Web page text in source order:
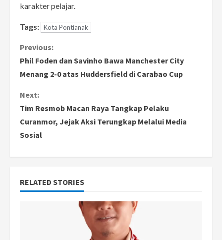
karakter pelajar.
Tags: Kota Pontianak
C
o
n
t
i
n
u
e
Previous:
Phil Foden dan Savinho Bawa Manchester City
Menang 2-0 atas Huddersfield di Carabao Cup
Next:
Tim Resmob Macan Raya Tangkap Pelaku
Curanmor, Jejak Aksi Terungkap Melalui Media
Sosial
RELATED STORIES